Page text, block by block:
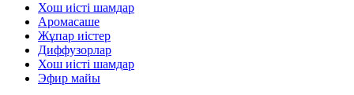
Хош иісті шамдар
Аромасаше
Жұпар иістер
Диффузорлар
Хош иісті шамдар
Эфир майы